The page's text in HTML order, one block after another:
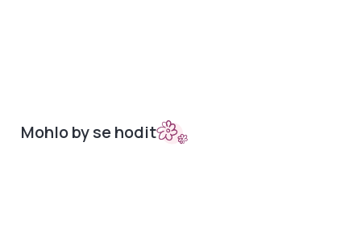
Mohlo by se hodit
Sety do kočárků Podložky
Nepadací deky Doplňky
Bambusová kolekce Merino podložky